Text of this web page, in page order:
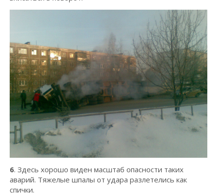
6. Здесь хорошо виден масштаб опасности таких
аварий. Тяжелые шпалы от удара разлетелись как
спички.